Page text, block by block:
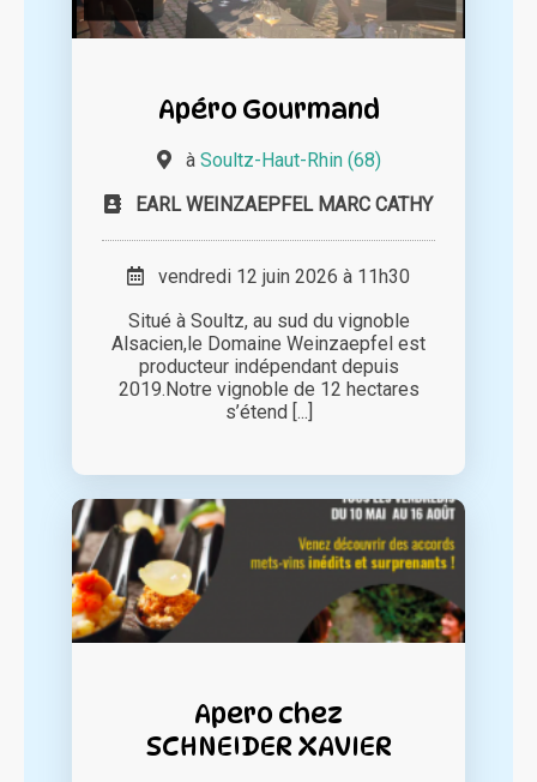
Apéro Gourmand
à Soultz-Haut-Rhin (68)
EARL WEINZAEPFEL MARC CATHY
vendredi 12 juin 2026 à 11h30
Situé à Soultz, au sud du vignoble
Alsacien,le Domaine Weinzaepfel est
producteur indépendant depuis
2019.Notre vignoble de 12 hectares
s’étend [...]
Apero chez
SCHNEIDER XAVIER